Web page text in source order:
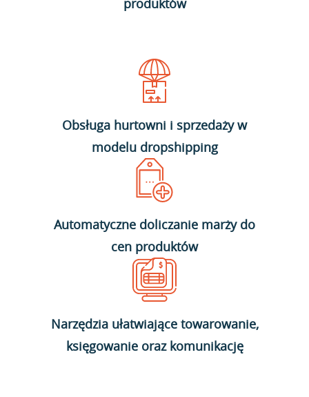
produktów
Obsługa hurtowni i sprzedaży w
modelu dropshipping
Automatyczne doliczanie marży do
cen produktów
Narzędzia ułatwiające towarowanie,
księgowanie oraz komunikację